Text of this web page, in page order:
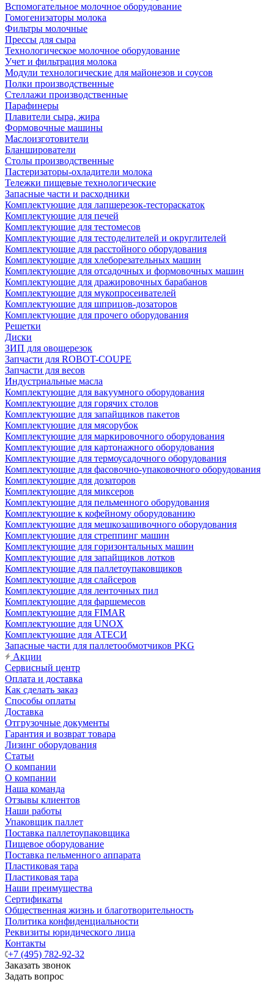
Вспомогательное молочное оборудование
Гомогенизаторы молока
Фильтры молочные
Прессы для сыра
Технологическое молочное оборудование
Учет и фильтрация молока
Модули технологические для майонезов и соусов
Полки производственные
Стеллажи производственные
Парафинеры
Плавители сыра, жира
Формовочные машины
Маслоизготовители
Бланширователи
Столы производственные
Пастеризаторы-охладители молока
Тележки пищевые технологические
Запасные части и расходники
Комплектующие для лапшерезок-тестораскаток
Комплектующие для печей
Комплектующие для тестомесов
Комплектующие для тестоделителей и округлителей
Комплектующие для расстойного оборудования
Комплектующие для хлеборезательных машин
Комплектующие для отсадочных и формовочных машин
Комплектующие для дражировочных барабанов
Комплектующие для мукопросеивателей
Комплектующие для шприцов-дозаторов
Комплектующие для прочего оборудования
Решетки
Диски
ЗИП для овощерезок
Запчасти для ROBOT-COUPE
Запчасти для весов
Индустриальные масла
Комплектующие для вакуумного оборудования
Комплектующие для горячих столов
Комплектующие для запайщиков пакетов
Комплектующие для мясорубок
Комплектующие для маркировочного оборудования
Комплектующие для картонажного оборудования
Комплектующие для термоусадочного оборудования
Комплектующие для фасовочно-упаковочного оборудования
Комплектующие для дозаторов
Комплектующие для миксеров
Комплектующие для пельменного оборудования
Комплектующие к кофейному оборудованию
Комплектующие для мешкозашивочного оборудования
Комплектующие для стреппинг машин
Комплектующие для горизонтальных машин
Комплектующие для запайщиков лотков
Комплектующие для паллетоупаковщиков
Комплектующие для слайсеров
Комплектующие для ленточных пил
Комплектующие для фаршемесов
Комплектующие для FIMAR
Комплектующие для UNOX
Комплектующие для АТЕСИ
Запасные части для паллетообмотчиков PKG
Акции
Сервисный центр
Оплата и доставка
Как сделать заказ
Способы оплаты
Доставка
Отгрузочные документы
Гарантия и возврат товара
Лизинг оборудования
Статьи
О компании
О компании
Наша команда
Отзывы клиентов
Наши работы
Упаковщик паллет
Поставка паллетоупаковщика
Пищевое оборудование
Поставка пельменного аппарата
Пластиковая тара
Пластиковая тара
Наши преимущества
Сертификаты
Общественная жизнь и благотворительность
Политика конфиденциальности
Реквизиты юридического лица
Контакты
+7 (495) 782-92-32
Заказать звонок
Задать вопрос